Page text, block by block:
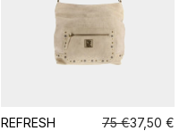
REFRESH 75 €37,50 €